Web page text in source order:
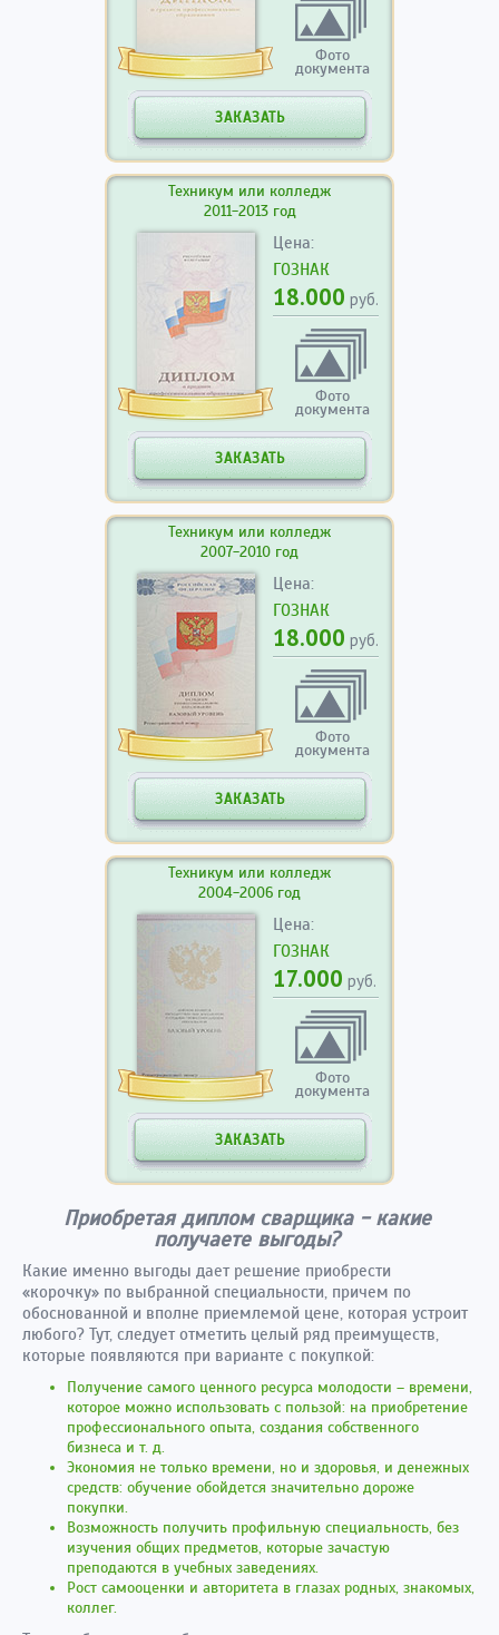
Фото
документа
ЗАКАЗАТЬ
Техникум или колледж
2011-2013 год
Цена:
ГОЗНАК
18.000 руб.
Фото
документа
ЗАКАЗАТЬ
Техникум или колледж
2007-2010 год
Цена:
ГОЗНАК
18.000 руб.
Фото
документа
ЗАКАЗАТЬ
Техникум или колледж
2004-2006 год
Цена:
ГОЗНАК
17.000 руб.
Фото
документа
ЗАКАЗАТЬ
Приобретая диплом сварщика - какие
получаете выгоды?
Какие именно выгоды дает решение приобрести
«корочку» по выбранной специальности, причем по
обоснованной и вполне приемлемой цене, которая устроит
любого? Тут, следует отметить целый ряд преимуществ,
которые появляются при варианте с покупкой:
Получение самого ценного ресурса молодости – времени,
которое можно использовать с пользой: на приобретение
профессионального опыта, создания собственного
бизнеса и т. д.
Экономия не только времени, но и здоровья, и денежных
средств: обучение обойдется значительно дороже
покупки.
Возможность получить профильную специальность, без
изучения общих предметов, которые зачастую
преподаются в учебных заведениях.
Рост самооценки и авторитета в глазах родных, знакомых,
коллег.